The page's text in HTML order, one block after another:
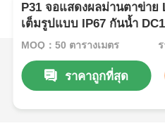
P31 จอแสดงผลม่านตาข่า
เต็มรูปแบบ IP67 กันน้ำ
อาคารกลางแจ้ง
MOQ：50 ตารางเมตร
ราคาถูกที่สุด